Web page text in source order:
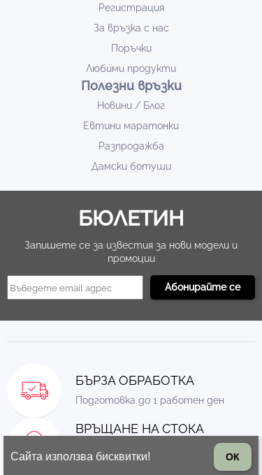
Регистрация
За връзка с нас
Поръчки
Любими продукти
Полезни връзки
Новини / Блог
Евтини маратонки
Разпродажба
Дамски ботуши
БЮЛЕТИН
Запишете се за известия за нови модели и
промоции
БЪРЗА ОБРАБОТКА
Подготовка до 1 работен ден
ВРЪЩАНЕ НА СТОКА
стоката
Сайта използва бисквитки! ОК